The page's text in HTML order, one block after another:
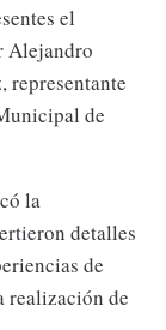
el
Alejandro
de
la
detalles
de
realización de